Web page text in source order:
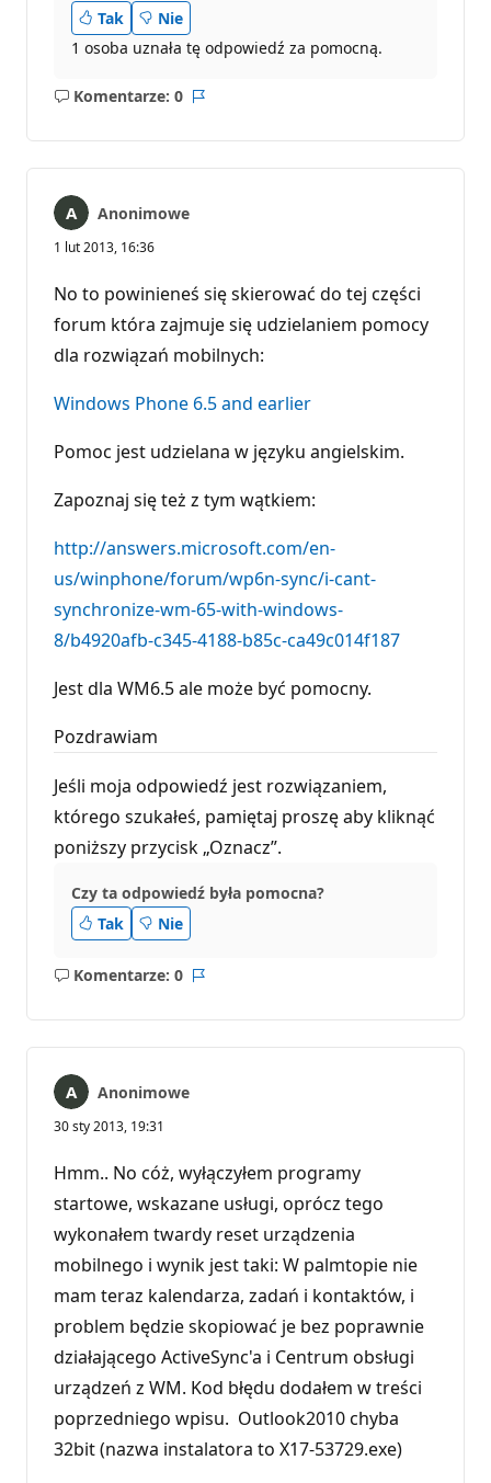
Tak
Nie
1 osoba uznała tę odpowiedź za pomocną.
Komentarze: 0
Brak
Anonimowe
1 lut 2013, 16:36
No to powinieneś się skierować do tej części
forum która zajmuje się udzielaniem pomocy
dla rozwiązań mobilnych:
Windows Phone 6.5 and earlier
Pomoc jest udzielana w języku angielskim.
Zapoznaj się też z tym wątkiem:
http://answers.microsoft.com/en-
us/winphone/forum/wp6n-sync/i-cant-
synchronize-wm-65-with-windows-
8/b4920afb-c345-4188-b85c-ca49c014f187
Jest dla WM6.5 ale może być pomocny.
Pozdrawiam
Jeśli moja odpowiedź jest rozwiązaniem,
którego szukałeś, pamiętaj proszę aby kliknąć
poniższy przycisk „Oznacz”.
Czy ta odpowiedź była pomocna?
Tak
Nie
Komentarze: 0
Brak
Anonimowe
30 sty 2013, 19:31
Hmm.. No cóż, wyłączyłem programy
startowe, wskazane usługi, oprócz tego
wykonałem twardy reset urządzenia
mobilnego i wynik jest taki: W palmtopie nie
mam teraz kalendarza, zadań i kontaktów, i
problem będzie skopiować je bez poprawnie
działającego ActiveSync'a i Centrum obsługi
urządzeń z WM. Kod błędu dodałem w treści
poprzedniego wpisu. Outlook2010 chyba
32bit (nazwa instalatora to X17-53729.exe)